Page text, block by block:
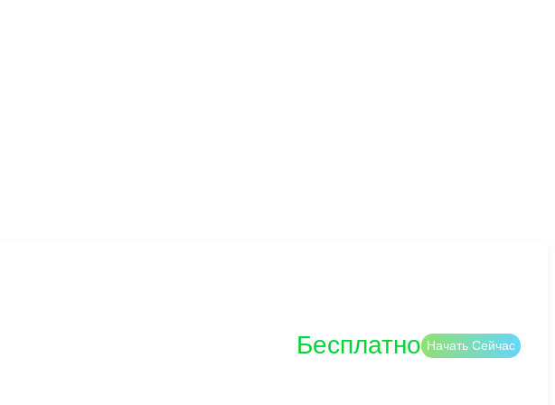
Бесплатно Начать Сейчас